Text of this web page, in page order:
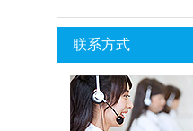
联系方式